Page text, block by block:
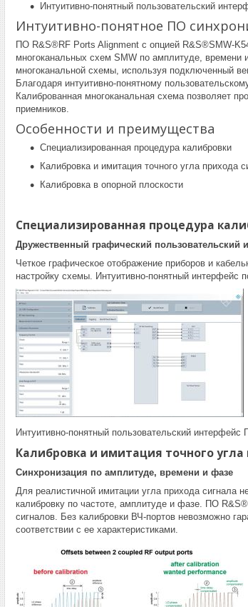
Интуитивно-понятный пользовательский
Интуитивно-понятное ПО
ПО R&S®RF Ports Alignment с опцией R&S®SMW-
многоканальных схем SMW по амплитуде,
многоканальной схемы, используя подключенный
Благодаря интуитивно-понятному
Калиброванная многоканальная схема позволяет
приемников.
Особенности и преимущества
Специализированная процедура калибровки
Калибровка и имитация точного угла прихода
Калибровка в опорной плоскости
Специализированная процедура
Дружественный графический пользовательский
Четкое графическое отображение приборов и
настройку схемы. Интуитивно-понятный интерфейс
Интуитивно-понятный пользовательский
Калибровка и имитация точного угла
Синхронизация по амплитуде, времени и фазе
Для реалистичной имитации угла прихода сигнала
калибровку по частоте, амплитуде и фазе. ПО
сигналов. Без калибровки ВЧ-портов невозможно
соответствии с ее характеристиками.